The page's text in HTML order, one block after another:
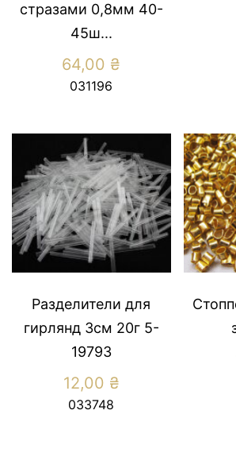
стразами 0,8мм 40-
45ш...
64,00 ₴
031196
Разделители для
гирлянд 3см 20г 5-
19793
12,00 ₴
033748